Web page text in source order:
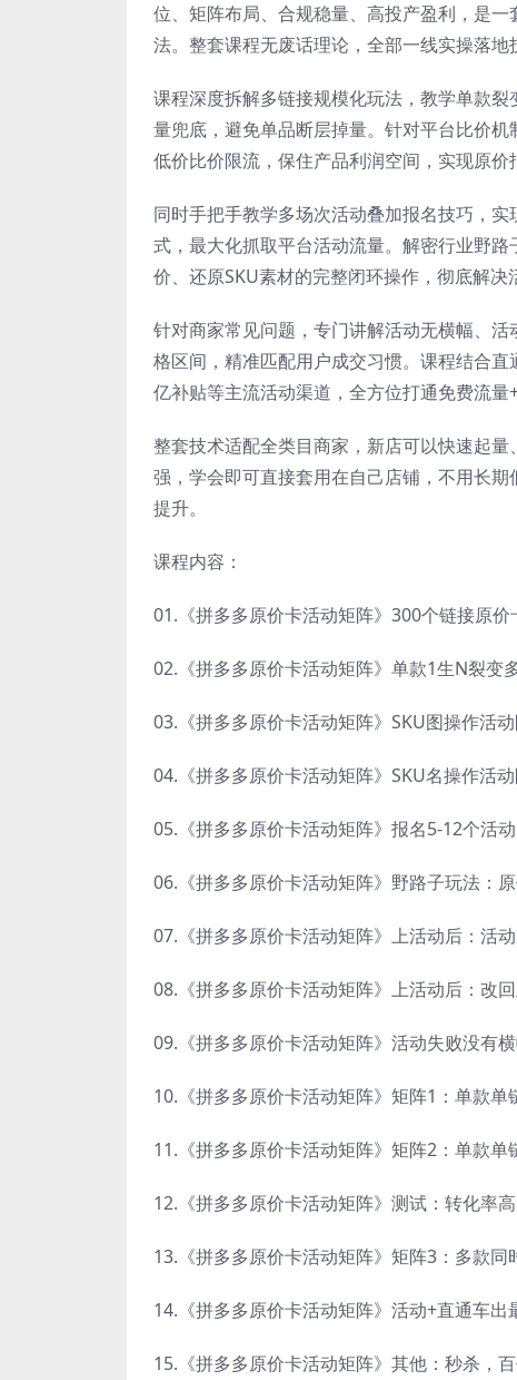
位、矩阵布局、合规稳量、高投产盈利，是
法。整套课程无废话理论，全部一线实操落地
课程深度拆解多链接规模化玩法，教学单款
量兜底，避免单品断层掉量。针对平台比价
低价比价限流，保住产品利润空间，实现原价
同时手把手教学多场次活动叠加报名技巧，
式，最大化抓取平台活动流量。解密行业野
价、还原SKU素材的完整闭环操作，彻底解决
针对商家常见问题，专门讲解活动无横幅、
格区间，精准匹配用户成交习惯。课程结合
亿补贴等主流活动渠道，全方位打通免费流量
整套技术适配全类目商家，新店可以快速起
强，学会即可直接套用在自己店铺，不用长
提升。
课程内容：
01.《拼多多原价卡活动矩阵》300个链接原
02.《拼多多原价卡活动矩阵》单款1生N裂变
03.《拼多多原价卡活动矩阵》SKU图操作活
04.《拼多多原价卡活动矩阵》SKU名操作活
05.《拼多多原价卡活动矩阵》报名5-12个活
06.《拼多多原价卡活动矩阵》野路子玩法：
07.《拼多多原价卡活动矩阵》上活动后：活
08.《拼多多原价卡活动矩阵》上活动后：改
09.《拼多多原价卡活动矩阵》活动失败没有
10.《拼多多原价卡活动矩阵》矩阵1：单款
11.《拼多多原价卡活动矩阵》矩阵2：单款
12.《拼多多原价卡活动矩阵》测试：转化率
13.《拼多多原价卡活动矩阵》矩阵3：多款
14.《拼多多原价卡活动矩阵》活动+直通车
15.《拼多多原价卡活动矩阵》其他：秒杀，